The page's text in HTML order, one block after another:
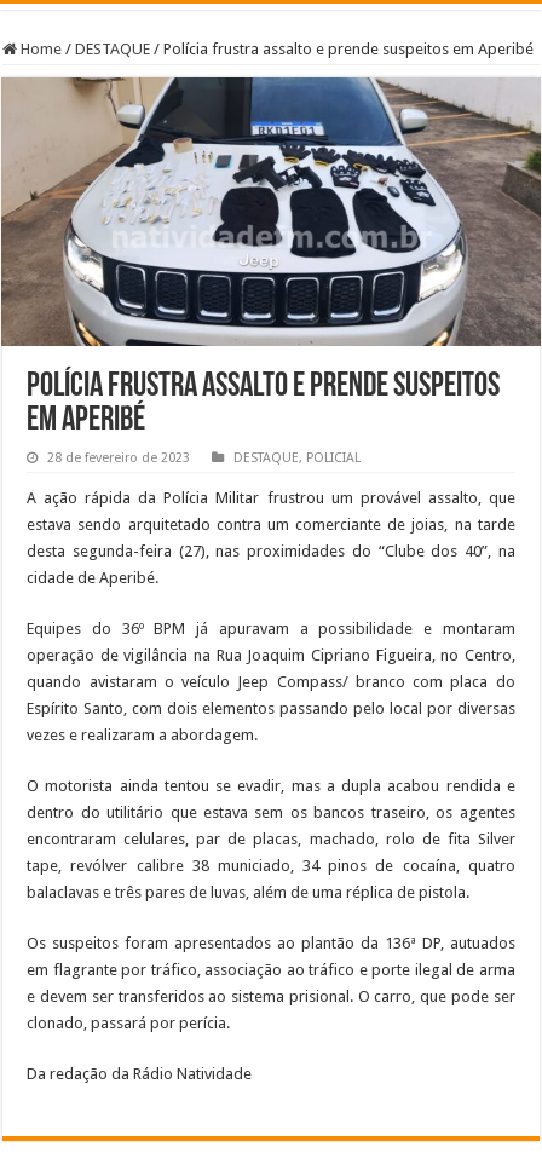
Home / DESTAQUE / Polícia frustra assalto e prende suspeitos em Aperibé
Polícia frustra assalto e prende suspeitos
em Aperibé
28 de fevereiro de 2023 DESTAQUE, POLICIAL
A ação rápida da Polícia Militar frustrou um provável assalto, que
estava sendo arquitetado contra um comerciante de joias, na tarde
desta segunda-feira (27), nas proximidades do “Clube dos 40”, na
cidade de Aperibé.
Equipes do 36º BPM já apuravam a possibilidade e montaram
operação de vigilância na Rua Joaquim Cipriano Figueira, no Centro,
quando avistaram o veículo Jeep Compass/ branco com placa do
Espírito Santo, com dois elementos passando pelo local por diversas
vezes e realizaram a abordagem.
O motorista ainda tentou se evadir, mas a dupla acabou rendida e
dentro do utilitário que estava sem os bancos traseiro, os agentes
encontraram celulares, par de placas, machado, rolo de fita Silver
tape, revólver calibre 38 municiado, 34 pinos de cocaína, quatro
balaclavas e três pares de luvas, além de uma réplica de pistola.
Os suspeitos foram apresentados ao plantão da 136ª DP, autuados
em flagrante por tráfico, associação ao tráfico e porte ilegal de arma
e devem ser transferidos ao sistema prisional. O carro, que pode ser
clonado, passará por perícia.
Da redação da Rádio Natividade